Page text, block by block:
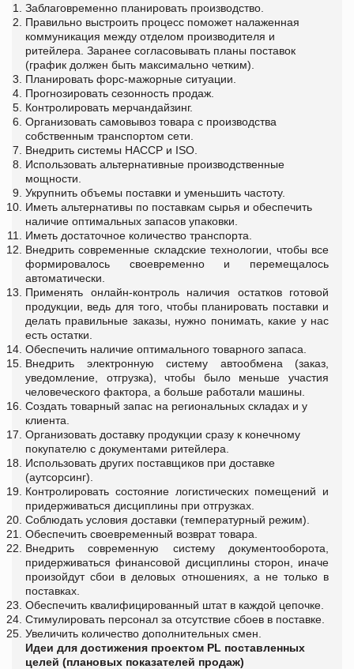
Заблаговременно планировать производство.
Правильно выстроить процесс поможет налаженная
коммуникация между отделом производителя и
ритейлера. Заранее согласовывать планы поставок
(график должен быть максимально четким).
Планировать форс-мажорные ситуации.
Прогнозировать сезонность продаж.
Контролировать мерчандайзинг.
Организовать самовывоз товара с производства
собственным транспортом сети.
Внедрить системы HAСCP и ISO.
Использовать альтернативные производственные
мощности.
Укрупнить объемы поставки и уменьшить частоту.
Иметь альтернативы по поставкам сырья и обеспечить
наличие оптимальных запасов упаковки.
Иметь достаточное количество транспорта.
Внедрить современные складские технологии, чтобы все
формировалось своевременно и перемещалось
автоматически.
Применять онлайн-контроль наличия остатков готовой
продукции, ведь для того, чтобы планировать поставки и
делать правильные заказы, нужно понимать, какие у нас
есть остатки.
Обеспечить наличие оптимального товарного запаса.
Внедрить электронную систему автообмена (заказ,
уведомление, отгрузка), чтобы было меньше участия
человеческого фактора, а больше работали машины.
Создать товарный запас на региональных складах и у
клиента.
Организовать доставку продукции сразу к конечному
покупателю с документами ритейлера.
Использовать других поставщиков при доставке
(аутсорсинг).
Контролировать состояние логистических помещений и
придерживаться дисциплины при отгрузках.
Соблюдать условия доставки (температурный режим).
Обеспечить своевременный возврат товара.
Внедрить современную систему документооборота,
придерживаться финансовой дисциплины сторон, иначе
произойдут сбои в деловых отношениях, а не только в
поставках.
Обеспечить квалифицированный штат в каждой цепочке.
Стимулировать персонал за отсутствие сбоев в поставке.
Увеличить количество дополнительных смен.
Идеи для достижения проектом PL поставленных
целей (плановых показателей продаж)